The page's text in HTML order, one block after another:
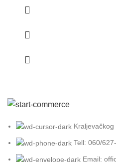
Tell: 060/
Email: